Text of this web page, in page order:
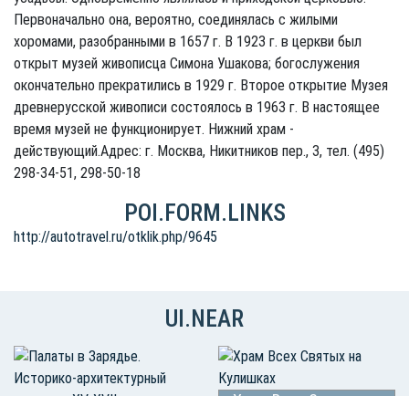
Первоначально она, вероятно, соединялась с жилыми
хоромами, разобранными в 1657 г. В 1923 г. в церкви был
открыт музей живописца Симона Ушакова; богослужения
окончательно прекратились в 1929 г. Второе открытие Музея
древнерусской живописи состоялось в 1963 г. В настоящее
время музей не функционирует. Нижний храм -
действующий.Адрес: г. Москва, Никитников пер., 3, тел. (495)
298-34-51, 298-50-18
POI.FORM.LINKS
http://autotravel.ru/otklik.php/9645
UI.NEAR